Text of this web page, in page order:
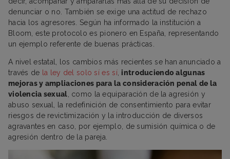
denunciar o no. También se exige una actitud de rechazo
hacia los agresores. Según ha informado la institución a
Bloom, este protocolo es pionero en España, representando
un ejemplo referente de buenas prácticas.
A nivel estatal, los cambios más recientes se han anunciado a
través de la ley del solo sí es sí,introduciendo algunas
mejoras y ampliaciones para la consideración penal de la
violencia sexual, como la equiparación de la agresión y
abuso sexual, la redefinición de consentimiento para evitar
riesgos de revictimización y la introducción de diversos
agravantes en caso, por ejemplo, de sumisión química o de
agresión dentro de la pareja.